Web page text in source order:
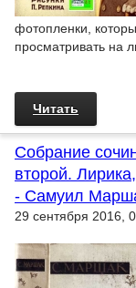
фотопленки,
просматривать на
Читать
Собрание
второй.
- Самуил
29 сентября 2016,